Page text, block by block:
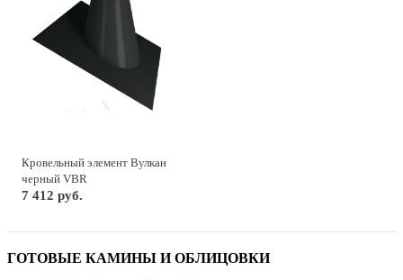
Кровельный элемент Вулкан
черный VBR
7 412 руб.
ГОТОВЫЕ КАМИНЫ И ОБЛИЦОВКИ